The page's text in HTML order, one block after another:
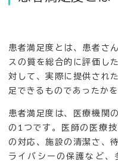
患者満足度とは、患者さ
スの質を総合的に評価し
対して、実際に提供され
足できるものであったかを
患者満足度は、医療機関
の1つです。医師の医療
の対応、施設の清潔さ、
ライバシーの保護など